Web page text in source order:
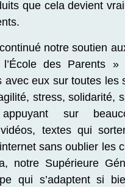
que cela devient
notre soutien
des Parents »
avec eux sur toutes les
stress, solidarité,
sur
textes qui
sans oublier les
notre Supérieure
qui s’adaptent si